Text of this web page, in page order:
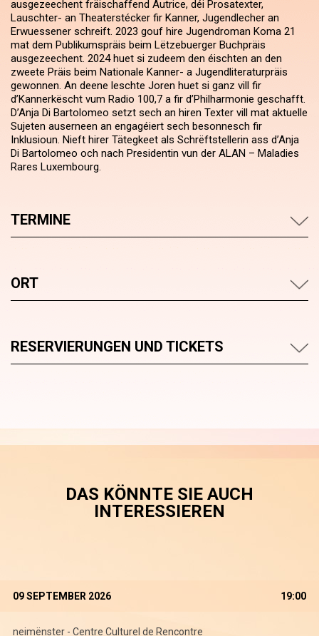
ausgezeechent fräischaffend Autrice, déi Prosatexter,
Lauschter- an Theaterstécker fir Kanner, Jugendlecher an
Erwuessener schreift. 2023 gouf hire Jugendroman Koma 21
mat dem Publikumspräis beim Lëtzebuerger Buchpräis
ausgezeechent. 2024 huet si zudeem den éischten an den
zweete Präis beim Nationale Kanner- a Jugendliteraturpräis
gewonnen. An deene leschte Joren huet si ganz vill fir
d’Kannerkëscht vum Radio 100,7 a fir d’Philharmonie geschafft.
D’Anja Di Bartolomeo setzt sech an hiren Texter vill mat aktuelle
Sujeten auserneen an engagéiert sech besonnesch fir
Inklusioun. Nieft hirer Tätegkeet als Schrëftstellerin ass d’Anja
Di Bartolomeo och nach Presidentin vun der ALAN – Maladies
Rares Luxembourg.
TERMINE
ORT
RESERVIERUNGEN UND TICKETS
DAS KÖNNTE SIE AUCH
INTERESSIEREN
09 SEPTEMBER 2026 19:00
neimënster - Centre Culturel de Rencontre